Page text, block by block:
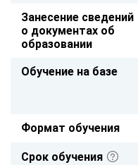
Занесение сведений
о документах об
образовании
Обучение на базе
Формат обучения
Срок обучения